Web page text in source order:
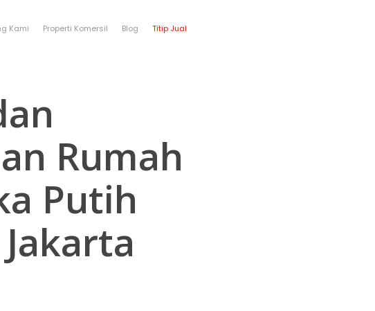
Kami Properti Komersil Blog Titip Jual
Rumah
Putih